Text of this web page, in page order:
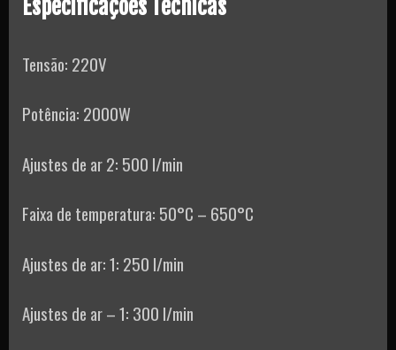
Especificações Técnicas
Tensão: 220V
Potência: 2000W
Ajustes de ar 2: 500 l/min
Faixa de temperatura: 50°C – 650°C
Ajustes de ar: 1: 250 l/min
Ajustes de ar – 1: 300 l/min